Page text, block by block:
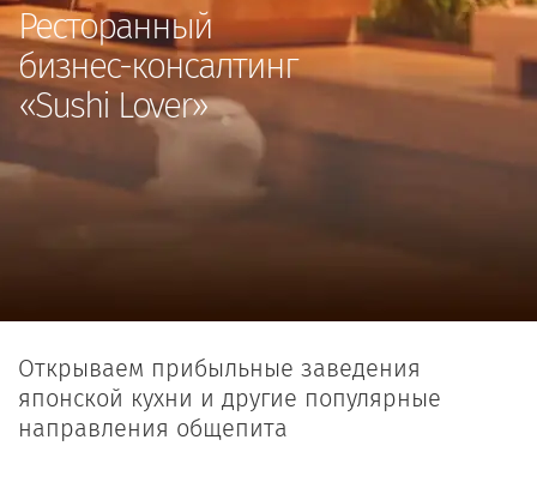
Ресторанный
бизнес-консалтинг
«Sushi Lover»
Открываем прибыльные заведения
японской кухни и другие популярные
направления общепита